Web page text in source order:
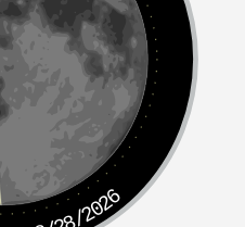
书上宗师金阙昭凝妙道保仙
吏，上叨接引，获侍班行，
。除已拜奏章书，奏闻九宸
，重念某德薄任重，过着功
，非资启迪，曷遂显扬。谨
枝，垂怜末学，即赐转闻师
大师真，保奏帝廷，颁降洪